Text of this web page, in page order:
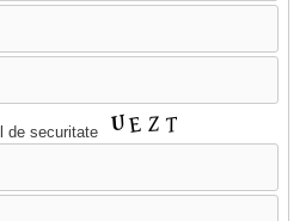
de securitate